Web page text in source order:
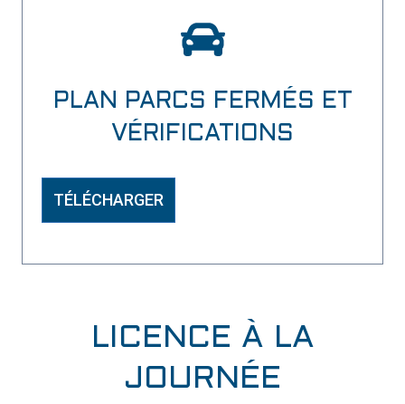
PLAN PARCS FERMÉS ET
VÉRIFICATIONS
TÉLÉCHARGER
LICENCE À LA
JOURNÉE